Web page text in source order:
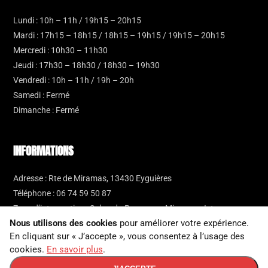
Lundi : 10h – 11h / 19h15 – 20h15
Mardi : 17h15 – 18h15 / 18h15 – 19h15 / 19h15 – 20h15
Mercredi : 10h30 – 11h30
Jeudi : 17h30 – 18h30 / 18h30 – 19h30
Vendredi : 10h – 11h / 19h – 20h
Samedi : Fermé
Dimanche : Fermé
INFORMATIONS
Adresse : Rte de Miramas, 13430 Eyguières
Téléphone :06 74 59 50 87
Zone d’intervention :Salon-de-Provence·Miramas·Istres·
Lançon-Provence· Les Alpilles
Gestion des cookies
Nous utilisons des cookies pour améliorer votre expérience.
En cliquant sur « J’accepte », vous consentez à l’usage des
cookies. En savoir plus.